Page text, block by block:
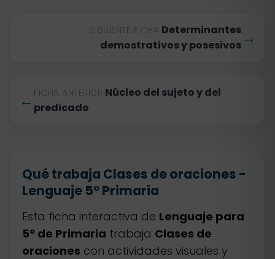
← FICHA ANTERIOR Núcleo del sujeto y del
predicado
SIGUIENTE FICHA Determinantes
demostrativos y posesivos →
Qué trabaja Clases de oraciones -
Lenguaje 5º Primaria
Esta ficha interactiva de Lenguaje para
5º de Primaria trabaja Clases de
oraciones con actividades visuales y